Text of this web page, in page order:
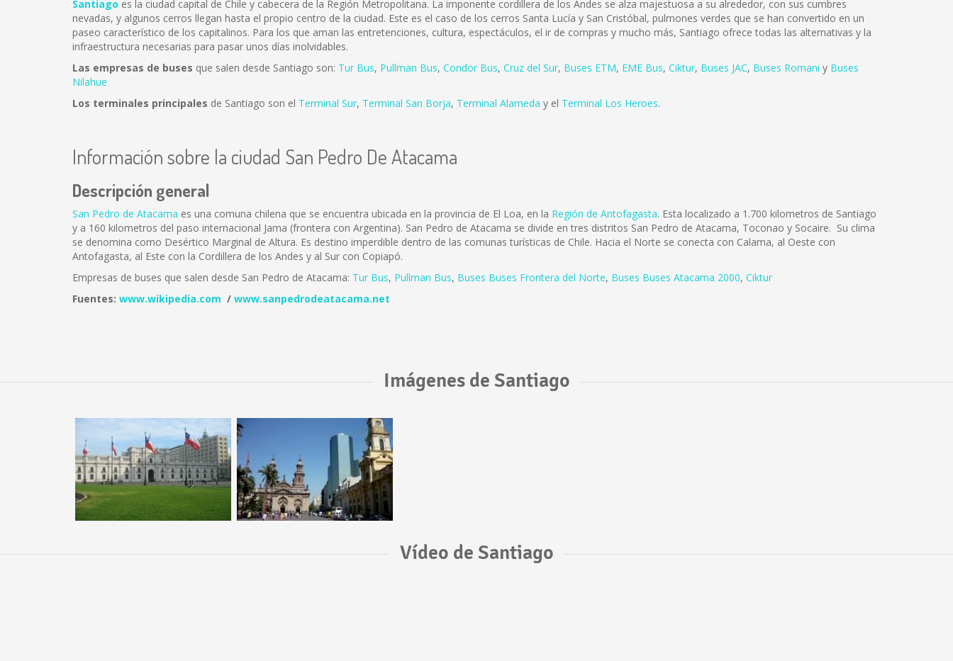
Santiago es la ciudad capital de Chile y cabecera de la Región Metropolitana. La imponente cordillera de los Andes se alza majestuosa a su alrededor, con sus cumbres
nevadas, y algunos cerros llegan hasta el propio centro de la ciudad. Este es el caso de los cerros Santa Lucía y San Cristóbal, pulmones verdes que se han convertido en un
paseo característico de los capitalinos. Para los que aman las entretenciones, cultura, espectáculos, el ir de compras y mucho más, Santiago ofrece todas las alternativas y la
infraestructura necesarias para pasar unos días inolvidables.
Las empresas de buses que salen desde Santiago son: Tur Bus, Pullman Bus, Condor Bus, Cruz del Sur, Buses ETM, EME Bus, Ciktur, Buses JAC, Buses Romani y Buses
Nilahue
Los terminales principales de Santiago son el Terminal Sur, Terminal San Borja, Terminal Alameda y el Terminal Los Heroes.
Información sobre la ciudad San Pedro De Atacama
Descripción general
San Pedro de Atacama es una comuna chilena que se encuentra ubicada en la provincia de El Loa, en la Región de Antofagasta. Esta localizado a 1.700 kilometros de Santiago
y a 160 kilometros del paso internacional Jama (frontera con Argentina). San Pedro de Atacama se divide en tres distritos San Pedro de Atacama, Toconao y Socaire. Su clima
se denomina como Desértico Marginal de Altura. Es destino imperdible dentro de las comunas turísticas de Chile. Hacia el Norte se conecta con Calama, al Oeste con
Antofagasta, al Este con la Cordillera de los Andes y al Sur con Copiapó.
Empresas de buses que salen desde San Pedro de Atacama: Tur Bus, Pullman Bus, Buses Buses Frontera del Norte, Buses Buses Atacama 2000, Ciktur
Fuentes: www.wikipedia.com / www.sanpedrodeatacama.net
Imágenes de Santiago
Vídeo de Santiago